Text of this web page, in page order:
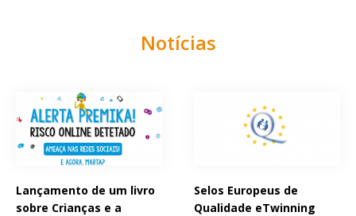
Notícias
Lançamento de um livro
sobre Crianças e a
Selos Europeus de
Qualidade eTwinning
Páginas